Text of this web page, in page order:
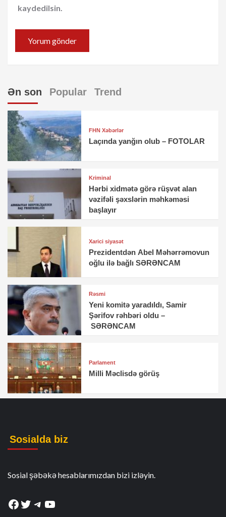
kaydedilsin.
Ən son Popular Trend
FHN Xəbərlər
Laçında yanğın olub – FOTOLAR
Kriminal
Hərbi xidmətə görə rüşvət alan
vəzifəli şəxslərin məhkəməsi
başlayır
Xarici siyasət
Prezidentdən Abel Məhərrəmovun
oğlu ilə bağlı SƏRƏNCAM
Rəsmi
Yeni komitə yaradıldı, Samir
Şərifov rəhbəri oldu –
SƏRƏNCAM
Parlament
Milli Məclisdə görüş
Sosialda biz
Sosial şəbəkə hesablarımızdan bizi izləyin.
Facebook
Twitter
Telegram
YouTube